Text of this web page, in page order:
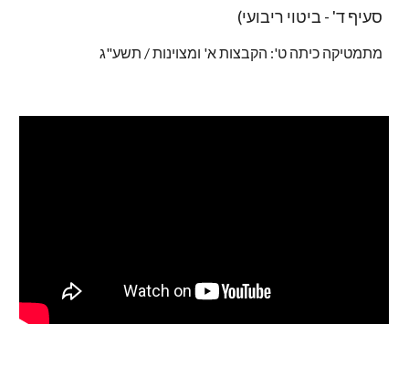
סעיף ד' - ביטוי ריבועי)
מתמטיקה כיתה ט': הקבצות א' ומצוינות / תשע"ג